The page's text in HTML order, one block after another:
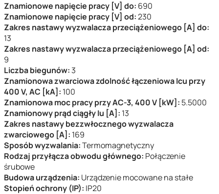
Znamionowe napięcie pracy [V] do: 690
Znamionowe napięcie pracy [V] od:230
Zakres nastawy wyzwalacza przeciążeniowego [A] do:
13
Zakres nastawy wyzwalacza przeciążeniowego [A] od:
9
Liczba biegunów: 3
Znamionowa zwarciowa zdolność łączeniowa Icu przy
400 V, AC [kA]: 100
Znamionowa moc pracy przy AC-3, 400 V [kW]: 5.5000
Znamionowy prąd ciągły Iu [A]: 13
Zakres nastawy bezzwłocznego wyzwalacza
zwarciowego [A]: 169
Sposób wyzwalania:Termomagnetyczny
Rodzaj przyłącza obwodu głównego: Połączenie
śrubowe
Budowa urządzenia: Urządzenie mocowane na stałe
Stopień ochrony (IP): IP20